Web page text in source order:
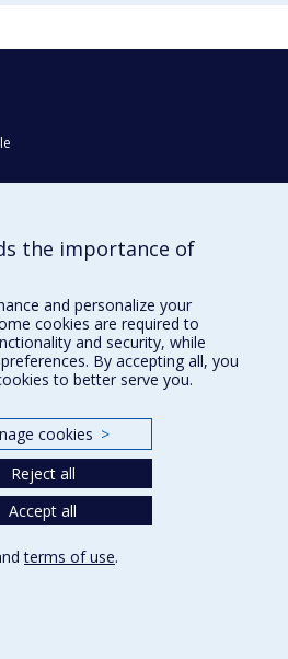
the importance of
and personalize your
cookies are required to
and security, while
By accepting all, you
to better serve you.
cookies >
Reject all
Accept all
terms of use.